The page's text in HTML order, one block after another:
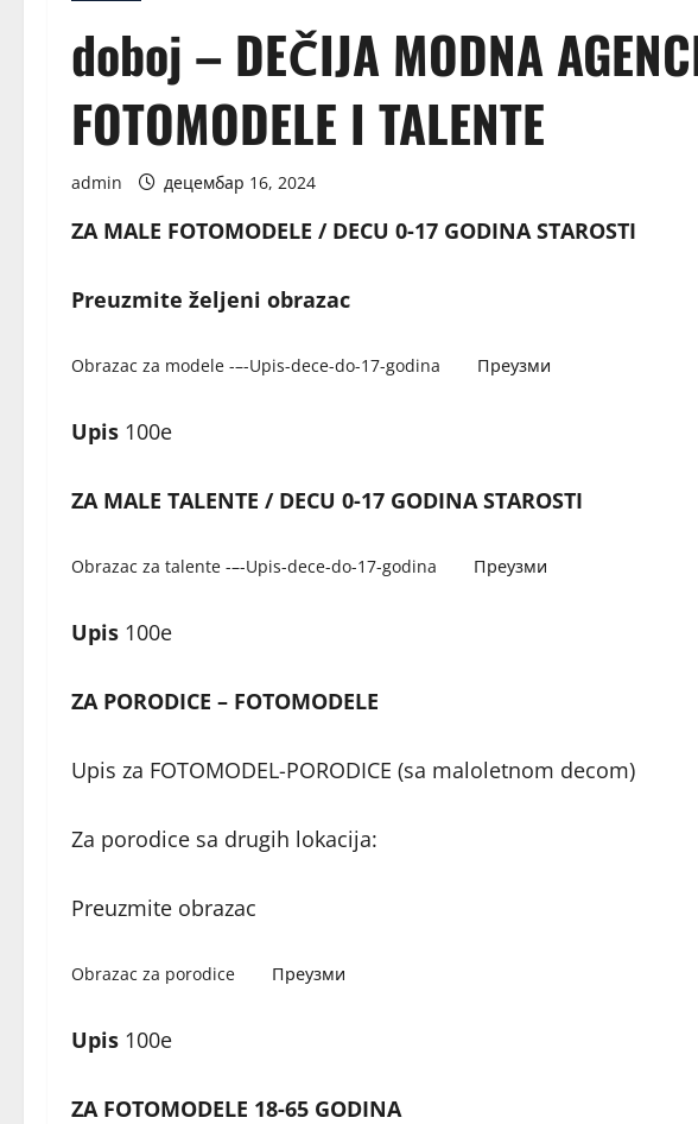
doboj – DEČIJA MODNA
FOTOMODELE I TALENTE
admin децембар 16, 2024
ZA MALE FOTOMODELE / DECU 0-17 GODINA STAROSTI
Preuzmite željeni obrazac
Obrazac za modele -–-Upis-dece-do-17-godina Преузми
Upis 100e
ZA MALE TALENTE / DECU 0-17 GODINA STAROSTI
Obrazac za talente -–-Upis-dece-do-17-godina Преузми
Upis 100e
ZA PORODICE – FOTOMODELE
Upis za FOTOMODEL-PORODICE (sa maloletnom decom)
Za porodice sa drugih lokacija:
Preuzmite obrazac
Obrazac za porodice Преузми
Upis 100e
ZA FOTOMODELE 18-65 GODINA